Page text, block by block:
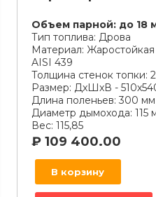
Объем парной: до 18
Тип топлива: Дрова
Материал:
AISI 439
Толщина стенок топки:
Размер: ДxШxВ -
Длина поленьев: 300 мм
Диаметр дымохода: 115
Вес: 115,85
₽ 109 400.00
В корзину